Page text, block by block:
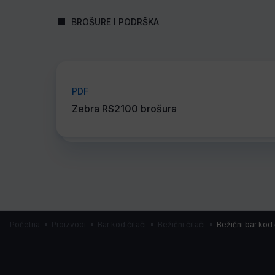
BROŠURE I PODRŠKA
PDF
Zebra RS2100 brošura
Bežični bar kod